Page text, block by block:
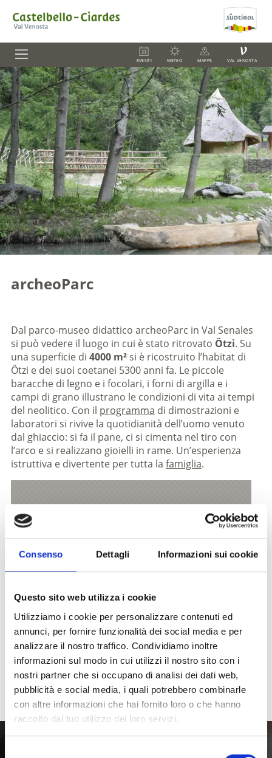
Consenso Dettagli Informazioni sui cookie
Questo sito web utilizza i cookie
Utilizziamo i cookie per personalizzare contenuti ed
annunci, per fornire funzionalità dei social media e per
analizzare il nostro traffico. Condividiamo inoltre
informazioni sul modo in cui utilizzi il nostro sito con i
nostri partner che si occupano di analisi dei dati web,
pubblicità e social media, i quali potrebbero combinarle
con altre informazioni che hai fornito loro o che hanno
raccolto dal tuo utilizzo dei loro servizi.
EVENTI METEO MAPPS
V
VAL VENOSTA
archeoParc
Dal parco-museo didattico archeoParc in Val Senales
si può vedere il luogo in cui è stato ritrovato Ötzi. Su
una superficie di 4000 m²si è ricostruito l’habitat di
Ötzi e dei suoi coetanei 5300 anni fa. Le piccole
baracche di legno e i focolari, i forni di argilla e i
campi di grano illustrano le condizioni di vita ai tempi
del neolitico. Con il programma di dimostrazioni e
laboratori si rivive la quotidianità dell’uomo venuto
dal ghiaccio: si fa il pane, ci si cimenta nel tiro con
l’arco e si realizzano gioielli in rame. Un’esperienza
istruttiva e divertente per tutta la famiglia.
V
Consiglio
archeoParc Val Senales
Madonna 163
39020 Senales
Tel.: +39 0473 676 020
E-Mail:info@archeoparc.it
Saperne di più